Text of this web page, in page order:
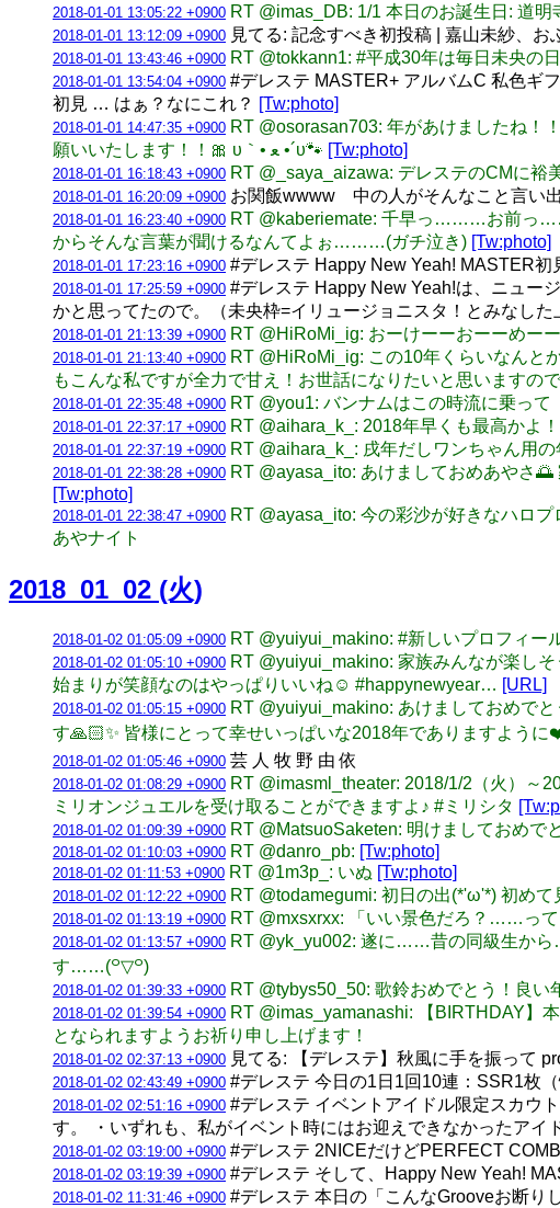
2018-01-01 13:05:22 +0900 RT @imas_DB: 1/1 本日のお誕生日: 道明
2018-01-01 13:12:09 +0900 見てる: 記念すべき初投稿 | 嘉山未紗、お
2018-01-01 13:43:46 +0900 RT @tokkann1: #平成30年は毎日未央の
2018-01-01 13:54:04 +0900 #デレステ MASTER+ アルバムC 私色ギ
初見 … はぁ？なにこれ？ [Tw:photo]
2018-01-01 14:47:35 +0900 RT @osorasan703: 年があけましたね！
願いいたします！！🎀 υ｀• ﻌ •´υ🐾 [Tw:photo]
2018-01-01 16:18:43 +0900 RT @_saya_aizawa: デレステのCMに裕
2018-01-01 16:20:09 +0900 お関飯wwww 中の人がそんなこと言い
2018-01-01 16:23:40 +0900 RT @kaberiemate: 千早っ………お前っ
からそんな言葉が聞けるなんてよぉ………(ガチ泣き) [Tw:photo]
2018-01-01 17:23:16 +0900 #デレステ Happy New Yeah! MASTER
2018-01-01 17:25:59 +0900 #デレステ Happy New Yeah!は、ニュー
かと思ってたので。（未央枠=イリュージョニスタ！とみなした
2018-01-01 21:13:39 +0900 RT @HiRoMi_ig: おーけーーおーーめーー
2018-01-01 21:13:40 +0900 RT @HiRoMi_ig: この10年くらいなんと
もこんな私ですが全力で甘え！お世話になりたいと思いますの
2018-01-01 22:35:48 +0900 RT @you1: バンナムはこの時流に乗って
2018-01-01 22:37:17 +0900 RT @aihara_k_: 2018年早くも最高かよ！
2018-01-01 22:37:19 +0900 RT @aihara_k_: 戌年だしワンちゃん用
2018-01-01 22:38:28 +0900 RT @ayasa_ito: あけましておめあやさ
[Tw:photo]
2018-01-01 22:38:47 +0900 RT @ayasa_ito: 今の彩沙が好きなハロ
あやナイト
2018_01_02 (火)
2018-01-02 01:05:09 +0900 RT @yuiyui_makino: #新しいプロフィー
2018-01-02 01:05:10 +0900 RT @yuiyui_makino: 家族みんなが楽し
始まりが笑顔なのはやっぱりいいね☺️ #happynewyear… [URL]
2018-01-02 01:05:15 +0900 RT @yuiyui_makino: あけましておめで
す🙏🏻✨ 皆様にとって幸せいっぱいな2018年でありますように
2018-01-02 01:05:46 +0900 芸 人 牧 野 由 依
2018-01-02 01:08:29 +0900 RT @imasml_theater: 2018/1/2（火）～
ミリオンジュエルを受け取ることができますよ♪ #ミリシタ
2018-01-02 01:09:39 +0900 RT @MatsuoSaketen: 明けましておめで
2018-01-02 01:10:03 +0900 RT @danro_pb: [Tw:photo]
2018-01-02 01:11:53 +0900 RT @1m3p_: いぬ [Tw:photo]
2018-01-02 01:12:22 +0900 RT @todamegumi: 初日の出(*'ω'*) 初め
2018-01-02 01:13:19 +0900 RT @mxsxrxx: 「いい景色だろ？……っ
2018-01-02 01:13:57 +0900 RT @yk_yu002: 遂に……昔の同級生か
す……(꒪▽꒪)
2018-01-02 01:39:33 +0900 RT @tybys50_50: 歌鈴おめでとう！良
2018-01-02 01:39:54 +0900 RT @imas_yamanashi: 【BIRTHDAY】
となられますようお祈り申し上げます！
2018-01-02 02:37:13 +0900 見てる: 【デレステ】秋風に手を振って
2018-01-02 02:43:49 +0900 #デレステ 今日の1日1回10連：SSR1枚
2018-01-02 02:51:16 +0900 #デレステ イベントアイドル限定スカウ
す。 ・いずれも、私がイベント時にはお迎えできなかったアイ
2018-01-02 03:19:00 +0900 #デレステ 2NICEだけどPERFECT
2018-01-02 03:19:39 +0900 #デレステ そして、Happy New Yeah!
2018-01-02 11:31:46 +0900 #デレステ 本日の「こんなGrooveお断り